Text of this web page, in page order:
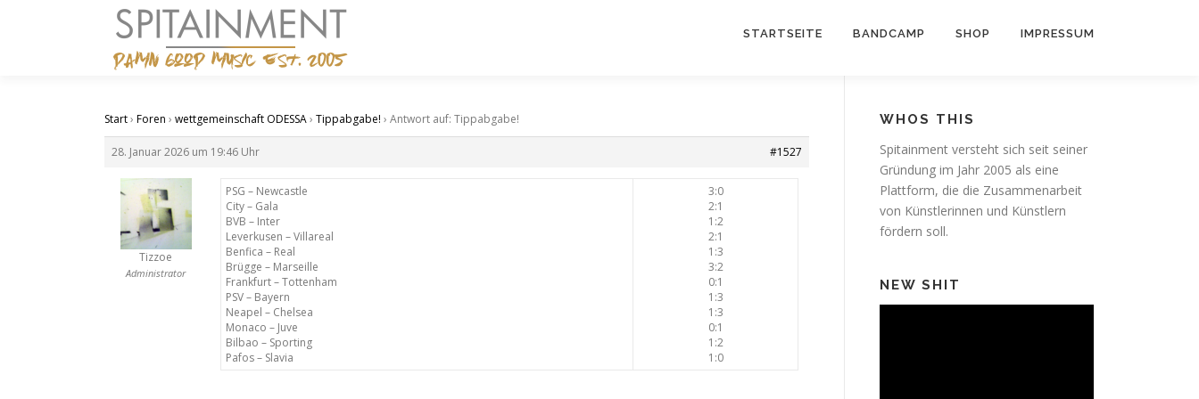
STARTSEITE BANDCAMP SHOP IMPRESSUM
Start› Foren › wettgemeinschaft ODESSA› Tippabgabe! › Antwort auf: Tippabgabe!
28. Januar 2026 um 19:46 Uhr #1527
Tizzoe
Administrator
PSG – Newcastle
City – Gala
BVB – Inter
Leverkusen – Villareal
Benfica – Real
Brügge – Marseille
Frankfurt – Tottenham
PSV – Bayern
Neapel – Chelsea
Monaco – Juve
Bilbao – Sporting
Pafos – Slavia
3:0
2:1
1:2
2:1
1:3
3:2
0:1
1:3
1:3
0:1
1:2
1:0
WHOS THIS
Spitainment versteht sich seit seiner
Gründung im Jahr 2005 als eine
Plattform, die die Zusammenarbeit
von Künstlerinnen und Künstlern
fördern soll.
NEW SHIT